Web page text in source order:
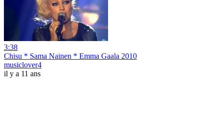
3:38
Chisu * Sama Nainen * Emma Gaala 2010
musiclover4
il y a 11 ans